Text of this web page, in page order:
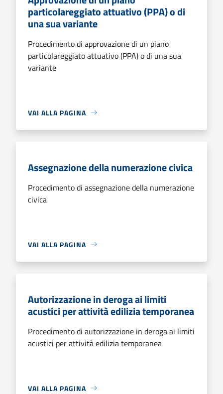
particolareggiato attuativo (PPA) o di
una sua variante
Procedimento di approvazione di un piano
particolareggiato attuativo (PPA) o di una sua
variante
VAI ALLA PAGINA
Assegnazione della numerazione civica
Procedimento di assegnazione della numerazione
civica
VAI ALLA PAGINA
Autorizzazione in deroga ai limiti
acustici per attività edilizia temporanea
Procedimento di autorizzazione in deroga ai limiti
acustici per attività edilizia temporanea
VAI ALLA PAGINA